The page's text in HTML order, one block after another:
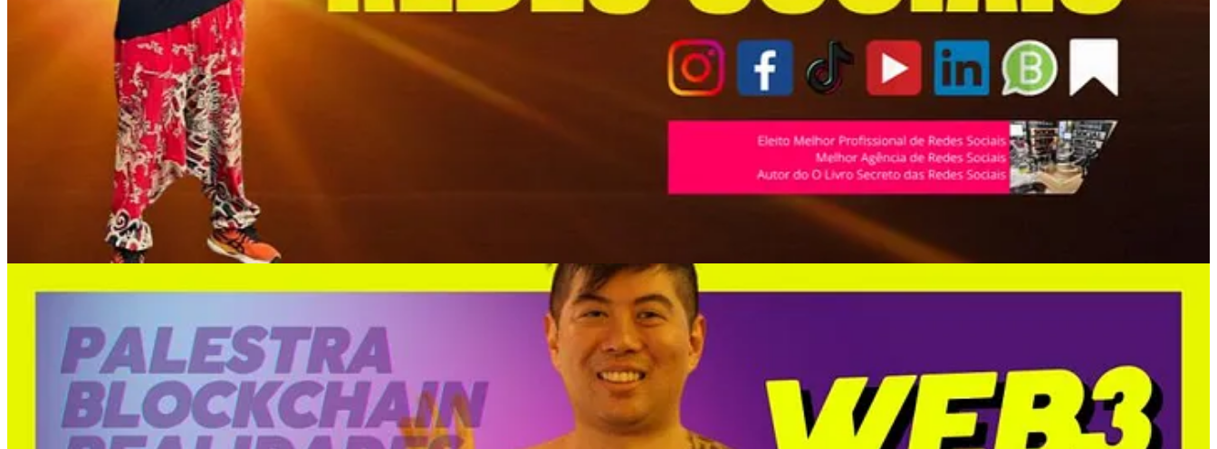
Para quem é este material?
Organizadores de eventos e congressos
Empresas que buscamcapacitação
Universidades e instituições de ensino que desejam ampliar a visão de estudantes sobre o futuro do trabalho
Profissionais interessados emdesenvolvimento contínuo